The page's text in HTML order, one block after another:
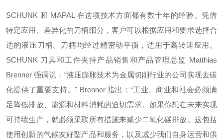
SCHUNK 和 MAPAL 在这项技术方面都有数十年的经验。凭借
特定应用、差异化的刀柄细分，客户可以根据应用和要求选择合
适的液压刀柄。刀柄均经过精密动平衡，适用于高转速应用。
SCHUNK 刀具和工件夹持产品销售和产品管理总监 Matthias
Brenner 强调说：“液压膨胀技术为金属切削行业的公司实现去碳
化提供了重要支持。" Brenner 指出：“工业、商业和社会必须满
足降低排放、能源和材料消耗的迫切需求。如果你想在未来实现
可持续生产，就必须采取所有措施来减少二氧化碳排放。这包括
使用创新的气候友好型产品和服务，以及减少我们自身运营和供